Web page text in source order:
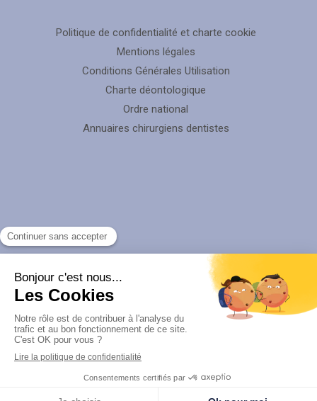
Politique de confidentialité et charte cookie
Mentions légales
Conditions Générales Utilisation
Charte déontologique
Ordre national
Annuaires chirurgiens dentistes